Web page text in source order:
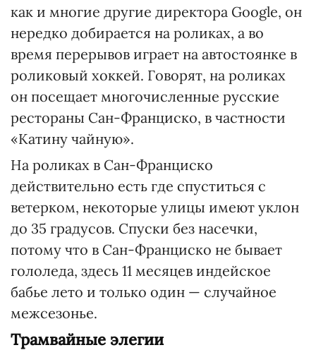
как и многие другие директора Google, он
нередко добирается на роликах, а во
время перерывов играет на автостоянке в
роликовый хоккей. Говорят, на роликах
он посещает многочисленные русские
рестораны Сан-Франциско, в частности
«Катину чайную».
На роликах в Сан-Франциско
действительно есть где спуститься с
ветерком, некоторые улицы имеют уклон
до 35 градусов. Спуски без насечки,
потому что в Сан-Франциско не бывает
гололеда, здесь 11 месяцев индейское
бабье лето и только один — случайное
межсезонье.
Трамвайные элегии